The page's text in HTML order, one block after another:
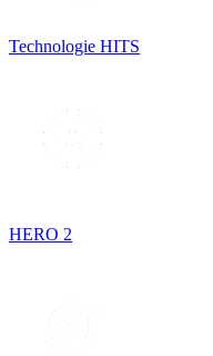
Technologie HITS
HERO 2